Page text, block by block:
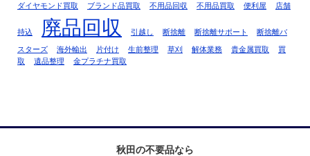
ダイヤモンド買取 ブランド品買取 不用品回収 不用品買取 便利屋 店舗
持込 廃品回収 引越し 断捨離 断捨離サポート 断捨離バ
スターズ 海外輸出 片付け 生前整理 草刈 解体業務 貴金属買取
買
取
遺品整理 金プラチナ買取
秋田の不要品なら